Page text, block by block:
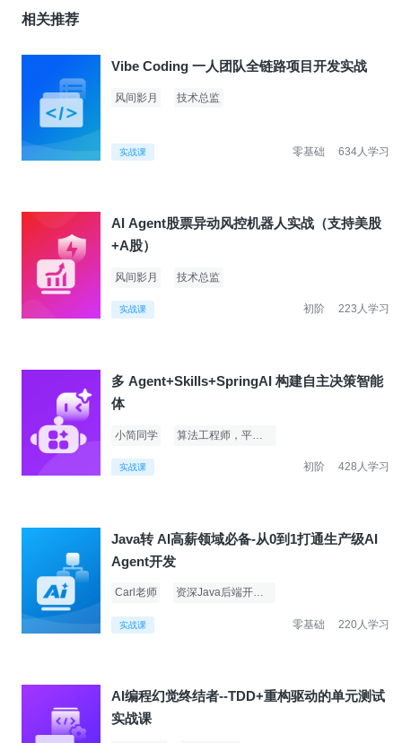
相关推荐
Vibe Coding 一人团队全链路项目开发实战
风间影月 技术总监
实战课 634人学习
零基础
AI Agent股票异动风控机器人实战（支持美股
+A股）
风间影月 技术总监
实战课 223人学习
初阶
多 Agent+Skills+SpringAI 构建自主决策智能
体
小简同学 算法工程师，平台架构师
实战课 428人学习
初阶
Java转 AI高薪领域必备-从0到1打通生产级AI
Agent开发
Carl老师 资深Java后端开发实战专家
实战课 220人学习
零基础
AI编程幻觉终结者--TDD+重构驱动的单元测试
实战课